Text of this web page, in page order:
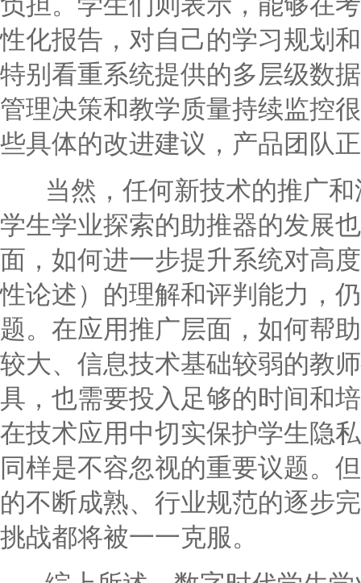
性化报告，对自己的学习规划
特别看重系统提供的多层级数
管理决策和教学质量持续监控
些具体的改进建议，产品团队
当然，任何新技术的推广和
学生学业探索的助推器的发展
面，如何进一步提升系统对高
性论述）的理解和评判能力，
题。在应用推广层面，如何帮
较大、信息技术基础较弱的教
具，也需要投入足够的时间和
在技术应用中切实保护学生隐
同样是不容忽视的重要议题。
的不断成熟、行业规范的逐步
挑战都将被一一克服。